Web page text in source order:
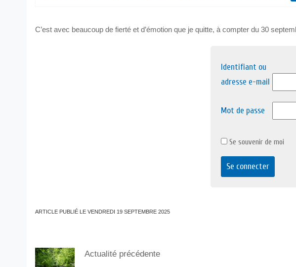
C’est avec beaucoup de fierté et d’émotion que je quitte, à compter du 30
Identifiant ou
adresse e-mail
Mot de passe
Se souvenir de moi
ARTICLE PUBLIÉ LE VENDREDI 19 SEPTEMBRE 2025
Actualité précédente